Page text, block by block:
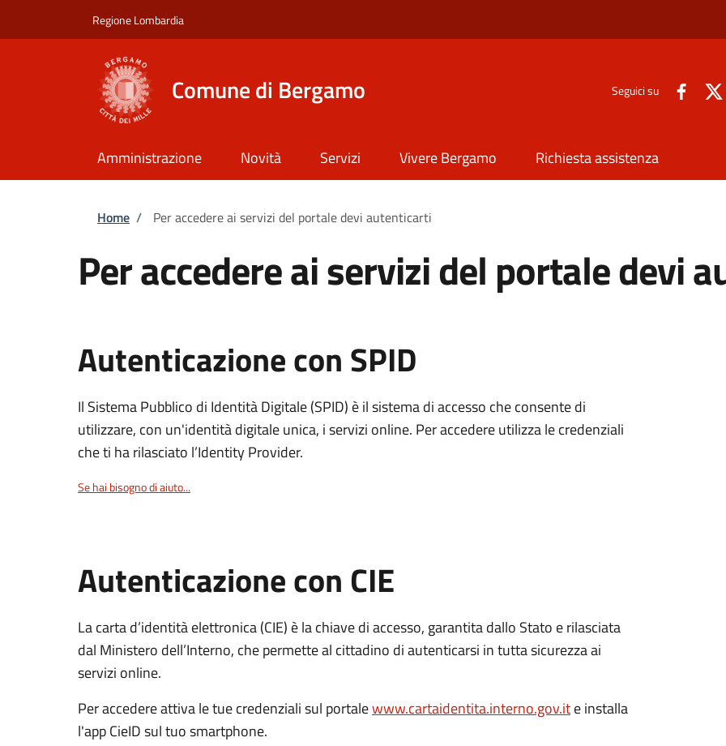
Regione Lombardia
Comune di Bergamo Seguici su
Amministrazione Novità Servizi Vivere Bergamo Richiesta assistenza
Briciole di pane
Home / Per accedere ai servizi del portale devi autenticarti
Per accedere ai servizi del portale devi
Autenticazione con SPID
Il Sistema Pubblico di Identità Digitale (SPID) è il sistema di accesso che consente di
utilizzare, con un'identità digitale unica, i servizi online. Per accedere utilizza le credenziali
che ti ha rilasciato l’Identity Provider.
Se hai bisogno di aiuto...
Autenticazione con CIE
La carta d’identità elettronica (CIE) è la chiave di accesso, garantita dallo Stato e rilasciata
dal Ministero dell’Interno, che permette al cittadino di autenticarsi in tutta sicurezza ai
servizi online.
Per accedere attiva le tue credenziali sul portalewww.cartaidentita.interno.gov.ite installa
l'app CieID sul tuo smartphone.